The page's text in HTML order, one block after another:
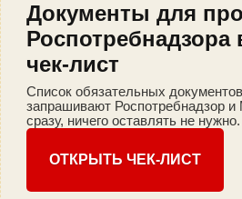
Документы для
Роспотребнадзора
чек-лист
Список обязательных
запрашивают Роспотребнадзор
сразу, ничего оставлять не нужно.
ОТКРЫТЬ ЧЕК-ЛИСТ